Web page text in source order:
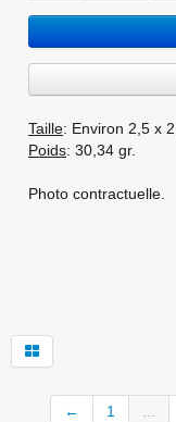
Taille: Environ 2,5 x
Poids: 30,34 gr.
Photo contractuelle.
← 1